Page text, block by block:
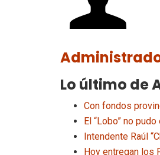
Lo último de
Con fondos
El “Lobo” no
Intendente Raúl
Hoy entregan los